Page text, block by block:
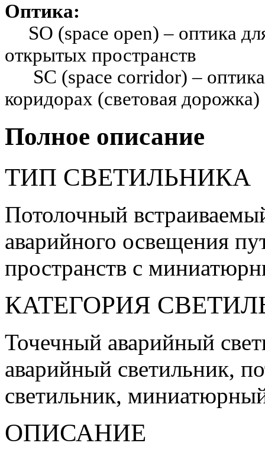
Оптика:
SO (space open) – оптика
открытых пространств
SC (space corridor) –
коридорах (световая дорожка)
Полное описание
ТИП СВЕТИЛЬНИКА
Потолочный
аварийного освещения
пространств с
КАТЕГОРИЯ
Точечный аварийный
аварийный светильник,
светильник,
ОПИСАНИЕ